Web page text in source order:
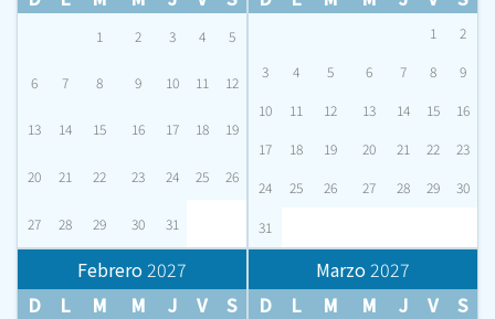
1 2 3 4 5
6 7 8 9 10 11 12
13 14 15 16 17 18 19
20 21 22 23 24 25 26
27 28 29 30 31
1 2
3 4 5 6 7 8 9
10 11 12 13 14 15 16
17 18 19 20 21 22 23
24 25 26 27 28 29 30
31
Febrero2027
D
L M M J V S
Marzo2027
D
L M M J V S